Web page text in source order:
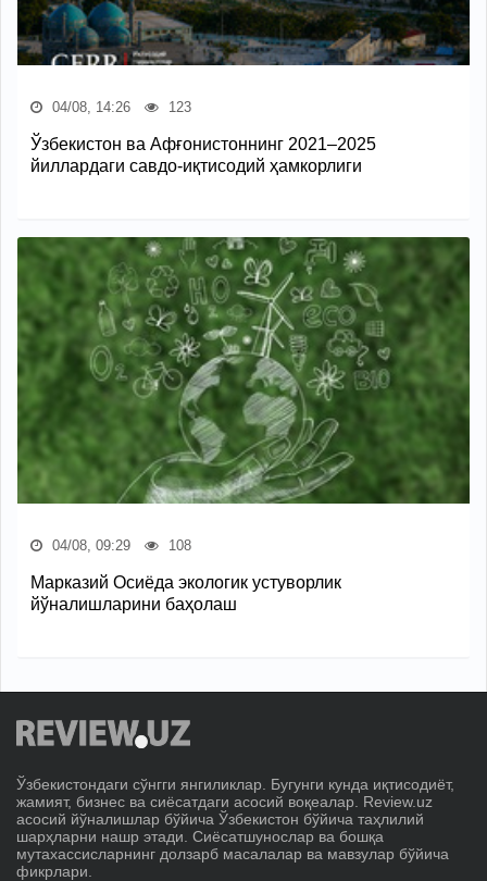
04/08, 14:26 123
Ўзбекистон ва Афғонистоннинг 2021–2025
йиллардаги савдо-иқтисодий ҳамкорлиги
04/08, 09:29 108
Марказий Осиёда экологик устуворлик
йўналишларини баҳолаш
Ўзбекистондаги сўнгги янгиликлар. Бугунги кунда иқтисодиёт,
жамият, бизнес ва сиёсатдаги асосий воқеалар. Review.uz
асосий йўналишлар бўйича Ўзбекистон бўйича таҳлилий
шарҳларни нашр этади. Сиёсатшунослар ва бошқа
мутахассисларнинг долзарб масалалар ва мавзулар бўйича
фикрлари.